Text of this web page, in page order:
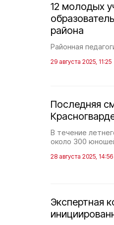
12 молодых
района
Районная
29 августа 2025, 11:25
Последняя
В течение
около 300
28 августа 2025, 14:56
Экспертная